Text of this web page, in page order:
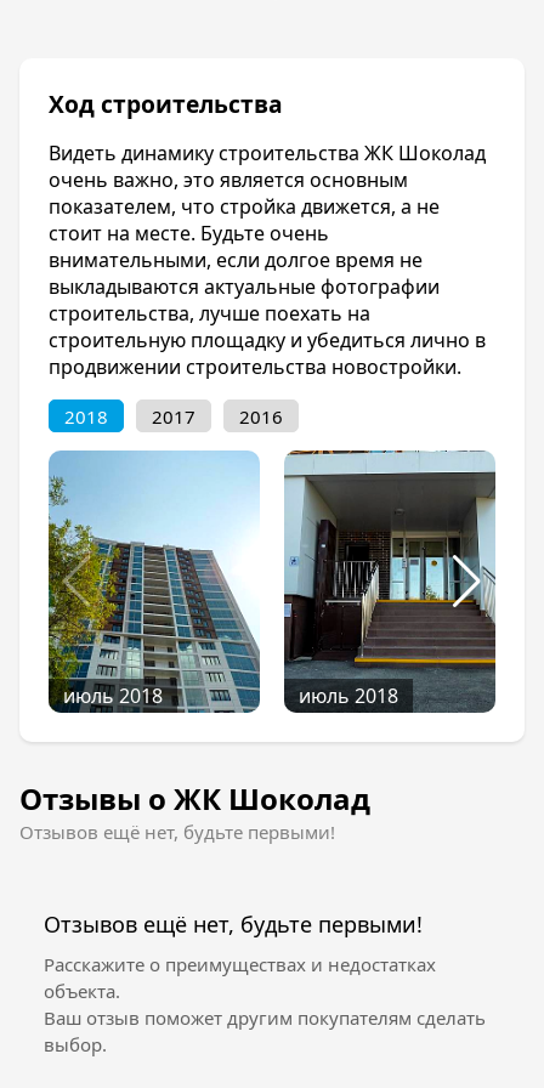
Ход строительства
Видеть динамику строительства ЖК Шоколад
очень важно, это является основным
показателем, что стройка движется, а не
стоит на месте. Будьте очень
внимательными, если долгое время не
выкладываются актуальные фотографии
строительства, лучше поехать на
строительную площадку и убедиться лично в
продвижении строительства новостройки.
2018 2017 2016
июль 2018 июль 2018
Отзывы о ЖК Шоколад
Отзывов ещё нет, будьте первыми!
Отзывов ещё нет, будьте первыми!
Расскажите о преимуществах и недостатках
объекта.
Ваш отзыв поможет другим покупателям сделать
выбор.